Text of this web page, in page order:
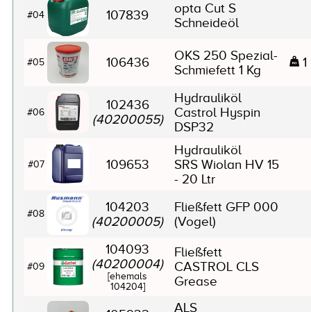
#04 107839
opta Cut S
Schneideöl
#05 106436
OKS 250 Spezial-
Schmiefett 1 Kg
#06
102436
(40200055)
Hydrauliköl
Castrol Hyspin
DSP32
#07 109653
Hydrauliköl
SRS Wiolan HV 15
- 20 Ltr
#08
104203
(40200005)
Fließfett GFP 000
(Vogel)
#09
104093
(40200004)
[ehemals
104204]
Fließfett
CASTROL CLS
Grease
ALS